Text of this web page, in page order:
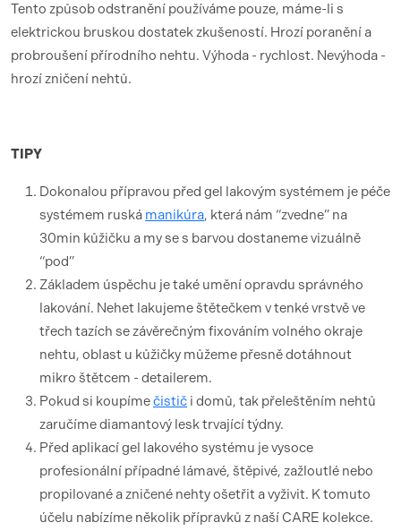
Tento způsob odstranění používáme pouze, máme-li s
elektrickou bruskou dostatek zkušeností. Hrozí poranění a
probroušení přírodního nehtu. Výhoda - rychlost. Nevýhoda -
hrozí zničení nehtů.
TIPY
Dokonalou přípravou před gel lakovým systémem je péče
systémem ruská manikúra, která nám “zvedne” na
30min kůžičku a my se s barvou dostaneme vizuálně
“pod”
Základem úspěchu je také umění opravdu správného
lakování. Nehet lakujeme štětečkem v tenké vrstvě ve
třech tazích se závěrečným fixováním volného okraje
nehtu, oblast u kůžičky můžeme přesně dotáhnout
mikro štětcem - detailerem.
Pokud si koupímečistič i domů, tak přeleštěním nehtů
zaručíme diamantový lesk trvající týdny.
Před aplikací gel lakového systému je vysoce
profesionální případné lámavé, štěpivé, zažloutlé nebo
propilované a zničené nehty ošetřit a vyživit. K tomuto
účelu nabízíme několik přípravků z naší CARE kolekce.